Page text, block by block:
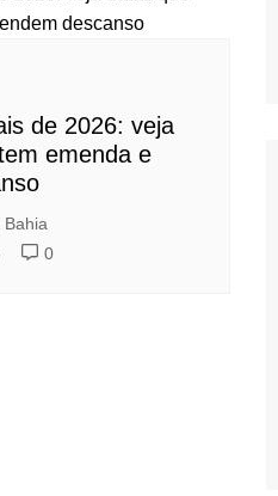
de 2026: veja
emenda e
Bahia
0